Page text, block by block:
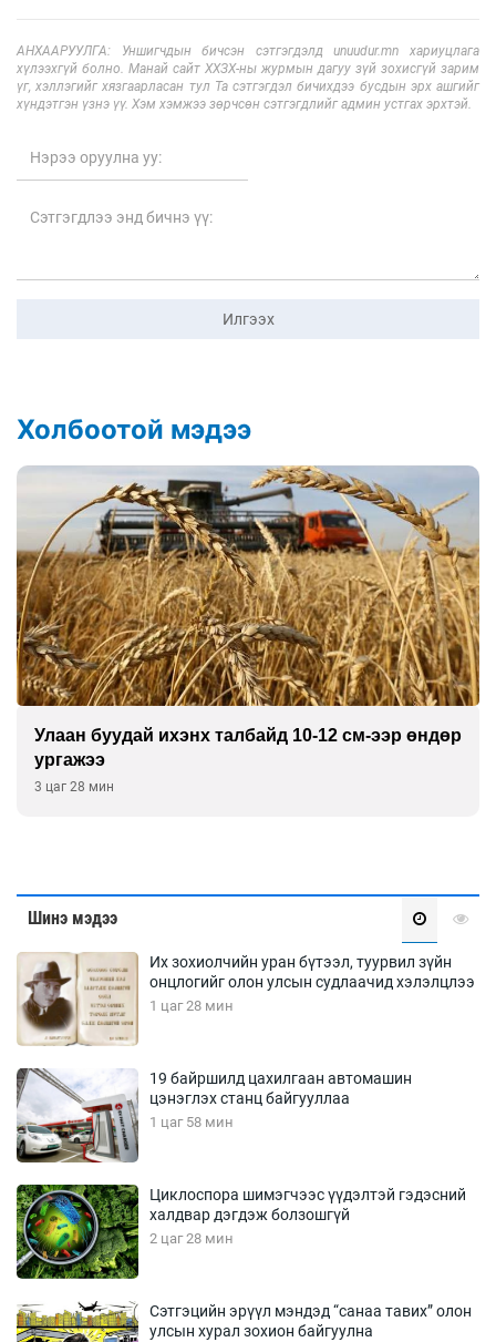
АНХААРУУЛГА: Уншигчдын бичсэн сэтгэгдэлд unuudur.mn хариуцлага
хүлээхгүй болно. Манай сайт ХХЗХ-ны журмын дагуу зүй зохисгүй зарим
үг, хэллэгийг хязгаарласан тул Та сэтгэгдэл бичихдээ бусдын эрх ашгийг
хүндэтгэн үзнэ үү. Хэм хэмжээ зөрчсөн сэтгэгдлийг админ устгах эрхтэй.
Илгээх
Холбоотой мэдээ
Улаан буудай ихэнх талбайд 10-12 см-ээр өндөр
ургажээ
3 цаг 28 мин
Шинэ мэдээ
Их зохиолчийн уран бүтээл, туурвил зүйн
онцлогийг олон улсын судлаачид хэлэлцлээ
1 цаг 28 мин
19 байршилд цахилгаан автомашин
цэнэглэх станц байгууллаа
1 цаг 58 мин
Циклоспора шимэгчээс үүдэлтэй гэдэсний
халдвар дэгдэж болзошгүй
2 цаг 28 мин
Сэтгэцийн эрүүл мэндэд “санаа тавих” олон
улсын хурал зохион байгуулна